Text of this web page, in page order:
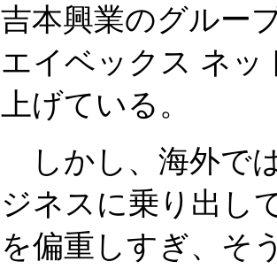
吉本興業のグルー
エイベックス ネ
上げている。
しかし、海外で
ジネスに乗り出し
を偏重しすぎ、そ